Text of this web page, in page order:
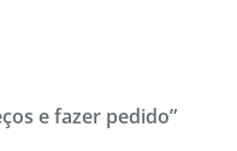
e fazer pedido”